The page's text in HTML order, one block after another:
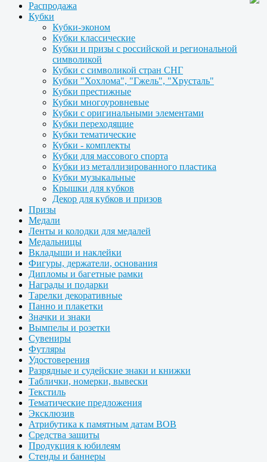
Распродажа
Кубки
Кубки-эконом
Кубки классические
Кубки и призы с российской и региональной
символикой
Кубки с символикой стран СНГ
Кубки "Хохлома", "Гжель", "Хрусталь"
Кубки престижные
Кубки многоуровневые
Кубки с оригинальными элементами
Кубки переходящие
Кубки тематические
Кубки - комплекты
Кубки для массового спорта
Кубки из металлизированного пластика
Кубки музыкальные
Крышки для кубков
Декор для кубков и призов
Призы
Медали
Ленты и колодки для медалей
Медальницы
Вкладыши и наклейки
Фигуры, держатели, основания
Дипломы и багетные рамки
Награды и подарки
Тарелки декоративные
Панно и плакетки
Значки и знаки
Вымпелы и розетки
Сувениры
Футляры
Удостоверения
Разрядные и судейские знаки и книжки
Таблички, номерки, вывески
Текстиль
Тематические предложения
Эксклюзив
Атрибутика к памятным датам ВОВ
Средства защиты
Продукция к юбилеям
Стенды и баннеры